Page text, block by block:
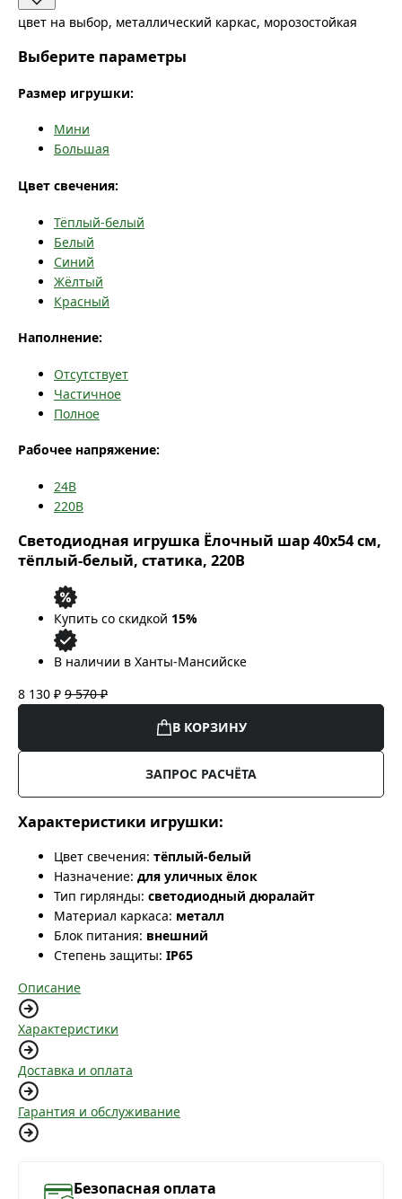
цвет на выбор, металлический каркас, морозостойкая
Выберите параметры
Размер игрушки:
Мини
Большая
Цвет свечения:
Тёплый-белый
Белый
Синий
Жёлтый
Красный
Наполнение:
Отсутствует
Частичное
Полное
Рабочее напряжение:
24В
220В
Светодиодная игрушка Ёлочный шар 40x54 см,
тёплый-белый, статика, 220В
Купить со скидкой 15%
В наличии в Ханты-Мансийске
8 130 ₽ 9 570 ₽
В КОРЗИНУ
ЗАПРОС РАСЧЁТА
Характеристики игрушки:
Цвет свечения: тёплый-белый
Назначение: для уличных ёлок
Тип гирлянды: светодиодный дюралайт
Материал каркаса: металл
Блок питания: внешний
Степень защиты: IP65
Описание
Характеристики
Доставка и оплата
Гарантия и обслуживание
Безопасная оплата